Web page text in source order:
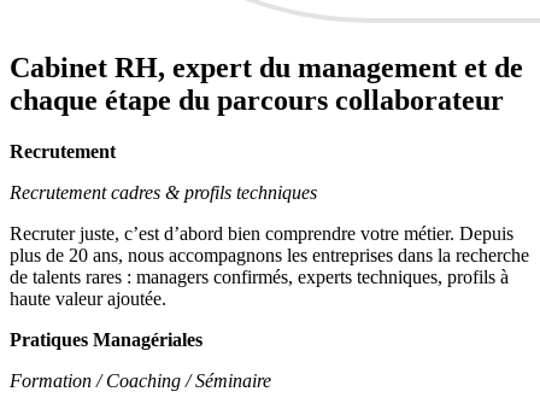
Cabinet RH, expert du management et de
chaque étape du parcours collaborateur
Recrutement
Recrutement cadres & profils techniques
Recruter juste, c’est d’abord bien comprendre votre métier. Depuis
plus de 20 ans, nous accompagnons les entreprises dans la recherche
de talents rares : managers confirmés, experts techniques, profils à
haute valeur ajoutée.
Pratiques Managériales
Formation / Coaching / Séminaire